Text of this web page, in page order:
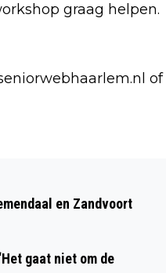
graag helpen.
of
ALTIJD EEN
en Zandvoort
gaat niet om de